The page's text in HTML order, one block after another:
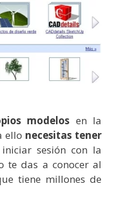
modelos en la
ello necesitas tener
sesión con la
te das a conocer al
tiene millones de